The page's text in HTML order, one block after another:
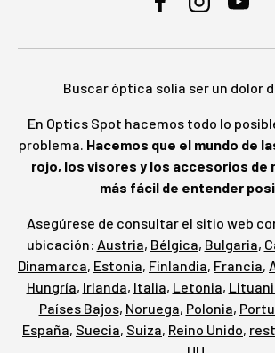
FacebookInstagram
Buscar óptica solía ser un dolor
En Optics Spot hacemos todo lo
problema. Hacemos que el mundo de
rojo, los visores y los accesorios de
más fácil de entender
Asegúrese de consultar el sitio web
ubicación: Austria, Bélgica, Bulgaria,
Dinamarca, Estonia, Finlandia, Francia,
Hungría, Irlanda, Italia, Letonia,
Países Bajos, Noruega, Polonia,
España, Suecia, Suiza, Reino Unido,